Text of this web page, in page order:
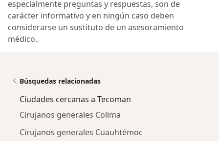
especialmente preguntas y respuestas, son de
carácter informativo y en ningún caso deben
considerarse un sustituto de un asesoramiento
médico.
Búsquedas relacionadas
Ciudades cercanas a Tecoman
Cirujanos generales Colima
Cirujanos generales Cuauhtémoc